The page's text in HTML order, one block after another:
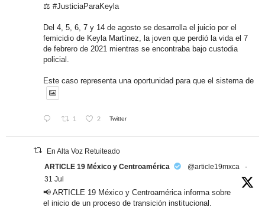
⚖️ #JusticiaParaKeyla
Del 4, 5, 6, 7 y 14 de agosto se desarrolla el juicio por el
femicidio de Keyla Martínez, la joven que perdió la vida el 7
de febrero de 2021 mientras se encontraba bajo custodia
policial.
Este caso representa una oportunidad para que el sistema de
1 2 Twitter
En Alta Voz Retuiteado
ARTICLE 19 México y Centroamérica
@article19mxca
·
31 Jul
📢 ARTICLE 19 México y Centroamérica informa sobre
el inicio de un proceso de transición institucional.